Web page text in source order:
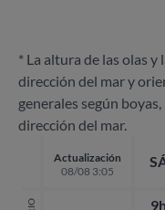
* La altura de las olas y
dirección del mar y
generales según
dirección del mar.
Actualización
08/08 3:05
9h